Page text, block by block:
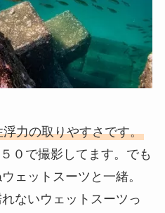
浮力の取りやすさです。
０で撮影してます。でも
ェットスーツと一緒。
ないウェットスーツっ